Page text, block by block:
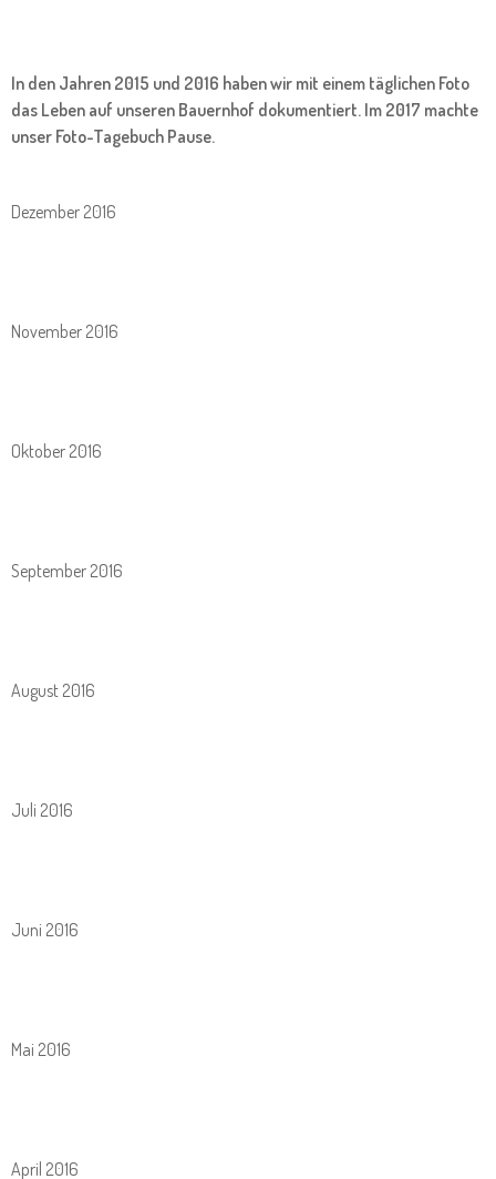
In den Jahren 2015 und 2016 haben wir mit einem täglichen Foto
das Leben auf unseren Bauernhof dokumentiert. Im 2017 machte
unser Foto-Tagebuch Pause.
Dezember 2016
November 2016
Oktober 2016
September 2016
August 2016
Juli 2016
Juni 2016
Mai 2016
April 2016